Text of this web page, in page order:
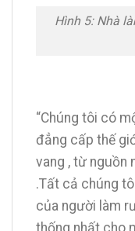
Hình 5: Nhà
“Chúng tôi có
đẳng cấp thế
vang , từ nguồn
.Tất cả chúng
của người làm
thống nhất cho